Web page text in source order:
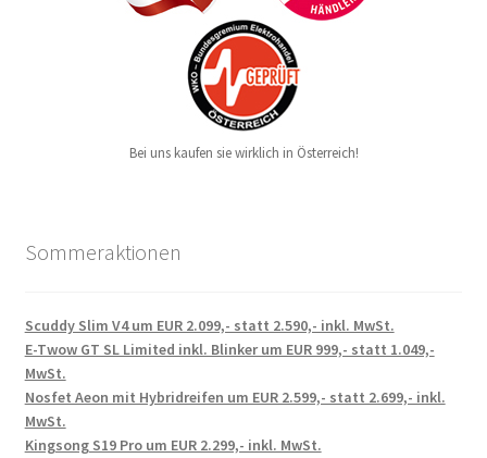
Bei uns kaufen sie wirklich in Österreich!
Sommeraktionen
Scuddy Slim V4 um EUR 2.099,- statt 2.590,- inkl. MwSt.
E-Twow GT SL Limited inkl. Blinker um EUR 999,- statt 1.049,-
MwSt.
Nosfet Aeon mit Hybridreifen um EUR 2.599,- statt 2.699,- inkl.
MwSt.
Kingsong S19 Pro um EUR 2.299,- inkl. MwSt.